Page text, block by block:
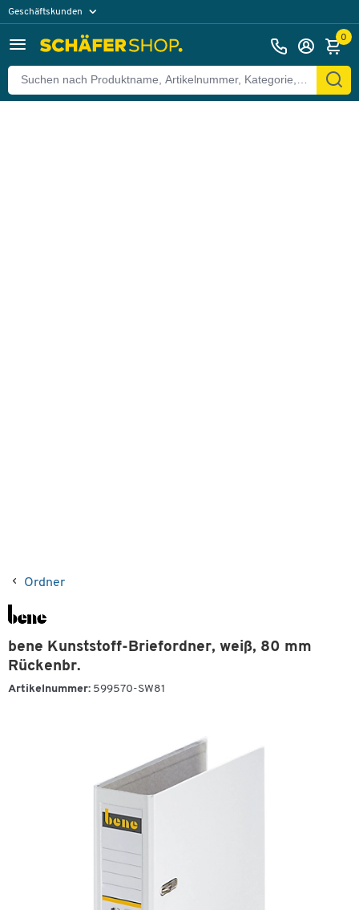
Geschäftskunden
0
Ordner
bene Kunststoff-Briefordner, weiß, 80 mm
Rückenbr.
Artikelnummer: 599570-SW81
Zurück